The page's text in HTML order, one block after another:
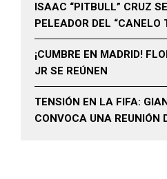
ISAAC “PITBULL” CRUZ
PELEADOR DEL “CANELO
¡CUMBRE EN MADRID!
JR SE REÚNEN
TENSIÓN EN LA FIFA:
CONVOCA UNA REUNIÓN